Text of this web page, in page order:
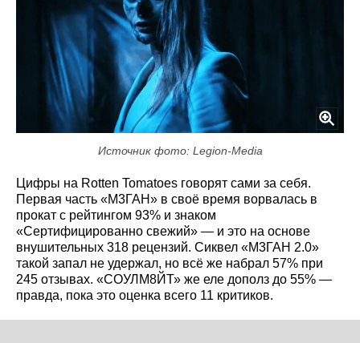
Источник фото: Legion-Media
Цифры на Rotten Tomatoes говорят сами за себя.
Первая часть «М3ГАН» в своё время ворвалась в
прокат с рейтингом 93% и знаком
«Сертифицированно свежий» — и это на основе
внушительных 318 рецензий. Сиквел «М3ГАН 2.0»
такой запал не удержал, но всё же набрал 57% при
245 отзывах. «СОУЛМ8ЙТ» же еле дополз до 55% —
правда, пока это оценка всего 11 критиков.